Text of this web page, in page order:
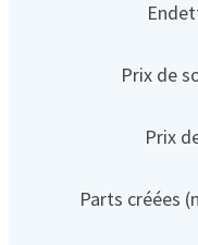
Prix de
Prix
Parts créées